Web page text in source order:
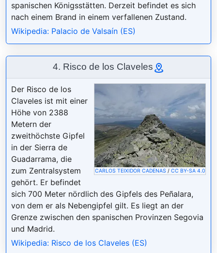
spanischen Königsstätten. Derzeit befindet es sich
nach einem Brand in einem verfallenen Zustand.
Wikipedia: Palacio de Valsaín (ES)
4. Risco de los Claveles
CARLOS TEIXIDOR CADENAS / CC BY-SA 4.0
Der Risco de los
Claveles ist mit einer
Höhe von 2388
Metern der
zweithöchste Gipfel
in der Sierra de
Guadarrama, die
zum Zentralsystem
gehört. Er befindet
sich 700 Meter nördlich des Gipfels des Peñalara,
von dem er als Nebengipfel gilt. Es liegt an der
Grenze zwischen den spanischen Provinzen Segovia
und Madrid.
Wikipedia: Risco de los Claveles (ES)